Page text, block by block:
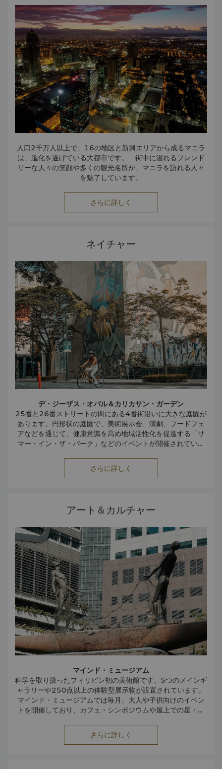
区、医療施設が立ち並ぶ活気に満ちた近代地区として繁栄し
ています。
ササイズでエネルギーを発散、癒しのスパでリフレッシュ、
気ままなショッピングなどボニファシオ・グローバル・シテ
ィでは現代のライフスタイルに合ったすべてのことを楽しむ
ことができます。素晴らしい精神と情熱の心を作り上げるこ
の街では、住むこと、働くこと、遊ぶことをすべて体験する
ことができます。
ボニファシオ・グローバル・シティ – 情熱の精神の源 ウェ
ブサイト
人口2千万人以上で、16の地区と新興エリアから成るマニラ
は、進化を遂げている大都市です。 街中に溢れるフレンド
リーな人々の笑顔や多くの観光名所が、マニラを訪れる人々
を魅了しています。
さらに詳しく
ネイチャー
デ・ジーザス・オバル＆カリカサン・ガーデン
25番と26番ストリートの間にある4番街沿いに大きな庭園が
あります。円形状の庭園で、美術展示会、演劇、フードフェ
アなどを通じて、健康意識を高め地域活性化を促進する「サ
マー・イン・ザ・パーク」などのイベントが開催されていま
さらに詳しく
アート＆カルチャー
マインド・ミュージアム
科学を取り扱ったフィリピン初の美術館です。5つのメインギ
ャラリーや250点以上の体験型展示物が設置されています。
マインド・ミュージアムでは毎月、大人や子供向けのイベン
トを開催しており、カフェ・シンポジウムや屋上での星・惑
キャンパスパークが周辺にあります。
ださい。
アメリカ戦争記念館
さらに詳しく